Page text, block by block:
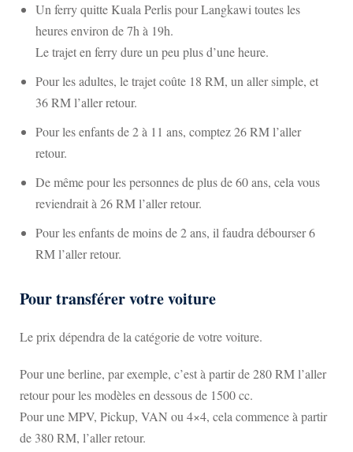
Un ferry quitte Kuala Perlis pour Langkawi toutes les
heures environ de 7h à 19h.
Le trajet en ferry dure un peu plus d’une heure.
Pour les adultes, le trajet coûte 18 RM, un aller simple, et
36 RM l’aller retour.
Pour les enfants de 2 à 11 ans, comptez 26 RM l’aller
retour.
De même pour les personnes de plus de 60 ans, cela vous
reviendrait à 26 RM l’aller retour.
Pour les enfants de moins de 2 ans, il faudra débourser 6
RM l’aller retour.
Pour transférer votre voiture
Le prix dépendra de la catégorie de votre voiture.
Pour une berline, par exemple, c’est à partir de 280 RM l’aller
retour pour les modèles en dessous de 1500 cc.
Pour une MPV, Pickup, VAN ou 4×4, cela commence à partir
de 380 RM, l’aller retour.